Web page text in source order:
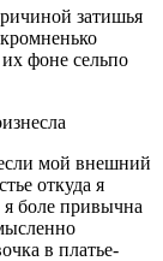
затишья
их фоне сельпо
мой внешний
откуда я
боле привычна
в платье-